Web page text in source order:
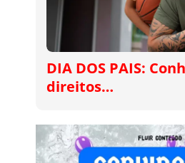
DIA DOS PAIS:
direitos…